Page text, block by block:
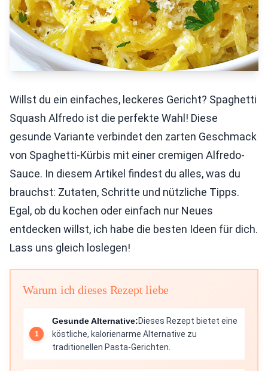
Willst du ein einfaches, leckeres Gericht? Spaghetti
Squash Alfredo ist die perfekte Wahl! Diese
gesunde Variante verbindet den zarten Geschmack
von Spaghetti-Kürbis mit einer cremigen Alfredo-
Sauce. In diesem Artikel findest du alles, was du
brauchst: Zutaten, Schritte und nützliche Tipps.
Egal, ob du kochen oder einfach nur Neues
entdecken willst, ich habe die besten Ideen für dich.
Lass uns gleich loslegen!
Warum ich dieses Rezept liebe
Gesunde Alternative:Dieses Rezept bietet eine
köstliche, kalorienarme Alternative zu
traditionellen Pasta-Gerichten.